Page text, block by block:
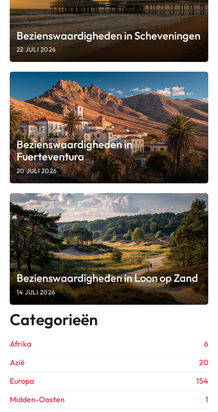
Bezienswaardigheden in Scheveningen
22 JULI 2026
Bezienswaardigheden in
Fuerteventura
20 JULI 2026
Bezienswaardigheden in Loon op Zand
14 JULI 2026
Categorieën
Afrika
6
Azië
20
Europa
154
Midden-Oosten
1